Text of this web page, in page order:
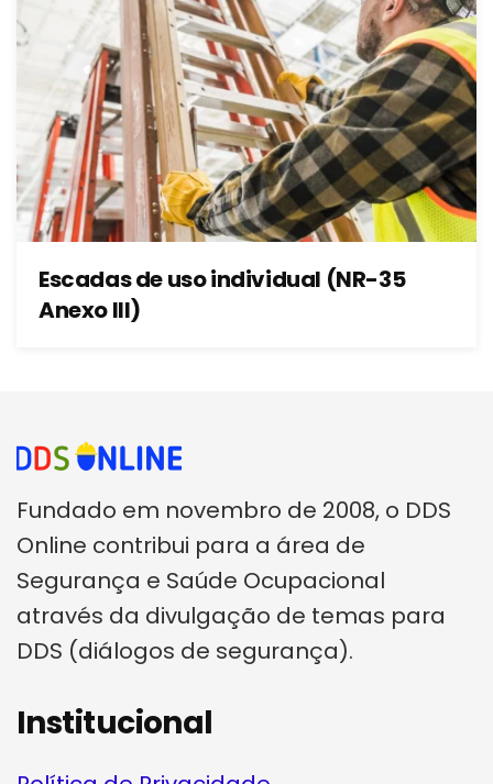
Escadas de uso individual (NR-35
Anexo III)
Fundado em novembro de 2008, o DDS
Online contribui para a área de
Segurança e Saúde Ocupacional
através da divulgação de temas para
DDS (diálogos de segurança).
Institucional